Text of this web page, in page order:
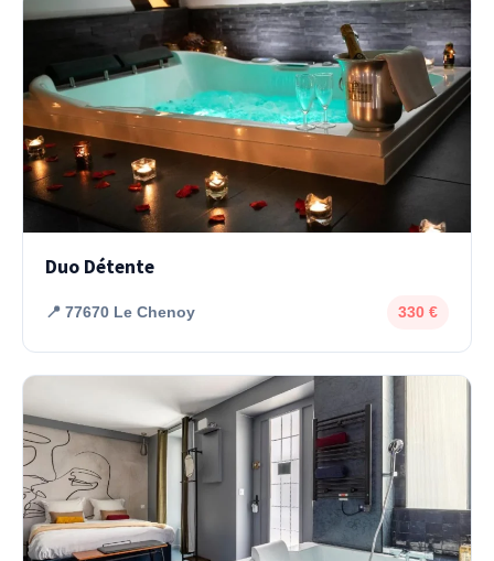
Duo Détente
📍 77670 Le Chenoy 330 €